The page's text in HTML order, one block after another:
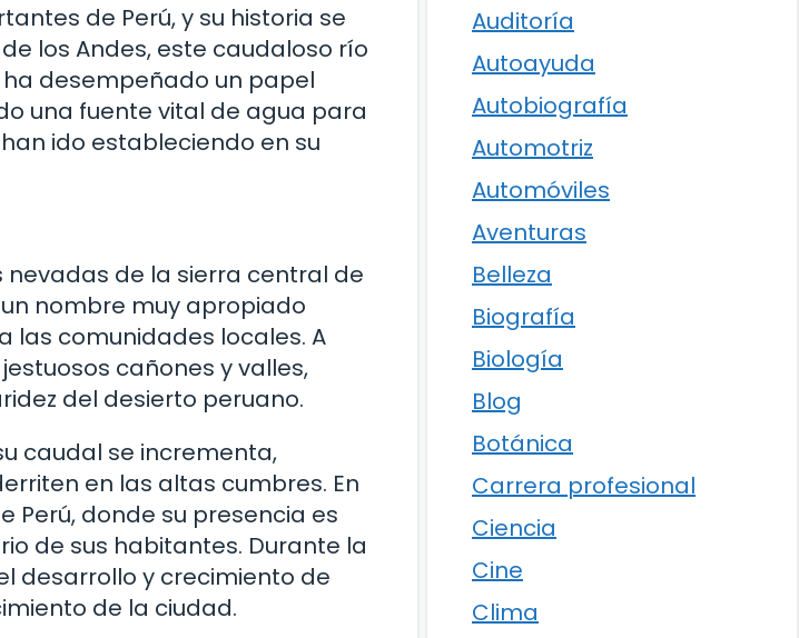
de Perú, y su historia se
los Andes, este caudaloso río
desempeñado un papel
una fuente vital de agua para
ido estableciendo en su
de la sierra central de
un nombre muy apropiado
las comunidades locales. A
cañones y valles,
del desierto peruano.
caudal se incrementa,
en las altas cumbres. En
Perú, donde su presencia es
de sus habitantes. Durante la
desarrollo y crecimiento de
de la ciudad.
Auditoría
Autoayuda
Autobiografía
Automotriz
Automóviles
Aventuras
Belleza
Biografía
Biología
Blog
Botánica
Carrera profesional
Ciencia
Cine
Clima